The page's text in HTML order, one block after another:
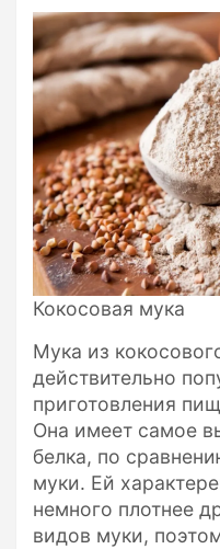
Кокосовая мука
Мука из
действительно
приготовления
Она имеет самое
белка, по
муки. Ей
немного плотнее
видов муки,